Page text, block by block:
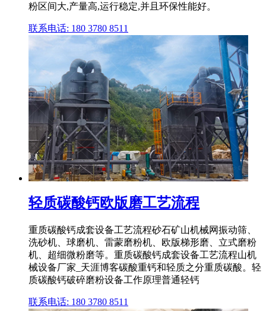
粉区间大,产量高,运行稳定,并且环保性能好。
联系电话: 180 3780 8511
轻质碳酸钙欧版磨工艺流程
重质碳酸钙成套设备工艺流程砂石矿山机械网振动筛、
洗砂机、球磨机、雷蒙磨粉机、欧版梯形磨、立式磨粉
机、超细微粉磨等。重质碳酸钙成套设备工艺流程山机
械设备厂家_天涯博客碳酸重钙和轻质之分重质碳酸。轻
质碳酸钙破碎磨粉设备工作原理普通轻钙
联系电话: 180 3780 8511